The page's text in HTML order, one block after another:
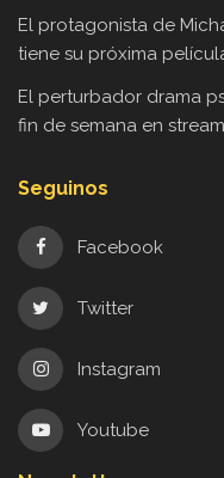
El protagonista de
tiene su próxima
El perturbador drama
fin de semana en
Seguinos
Facebook
Twitter
Instagram
Youtube